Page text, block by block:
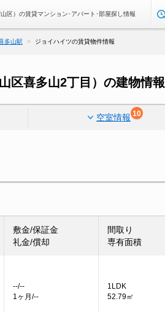
区）の賃貸マンション･アパート･部屋探し情報
多山駅 ジョイハイツの賃貸物件情報
区喜多山2丁目）の建物情報
空室情報 10
敷金/保証金
礼金/償却
間取り
専有面積
--/--
1ヶ月/--
1LDK
52.79㎡